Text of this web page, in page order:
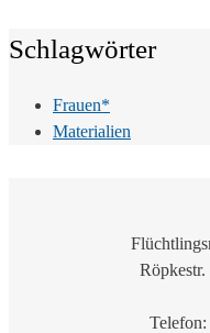
Schlagwörter
Frauen*
Materialien
Telefon: